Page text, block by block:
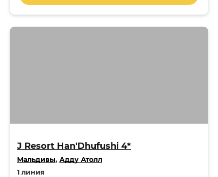
J Resort Han'Dhufushi 4*
Мальдивы, Адду Атолл
1 линия